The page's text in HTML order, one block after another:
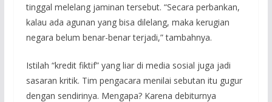
tinggal melelang jaminan tersebut. “Secara perbankan,
kalau ada agunan yang bisa dilelang, maka kerugian
negara belum benar-benar terjadi,” tambahnya.
Istilah “kredit fiktif” yang liar di media sosial juga jadi
sasaran kritik. Tim pengacara menilai sebutan itu gugur
dengan sendirinya. Mengapa? Karena debiturnya